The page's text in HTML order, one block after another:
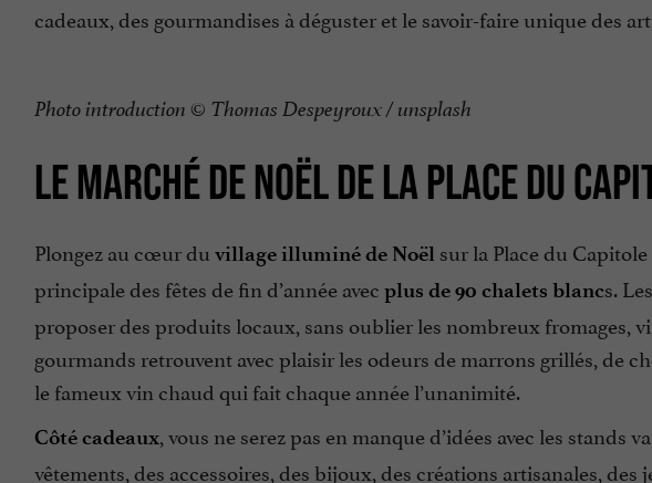
cadeaux, des gourmandises à déguster et le savoir-faire unique des
Photo introduction © Thomas Despeyroux / unsplash
LE MARCHÉ DE NOËL DE LA PLACE DU
Plongez au cœur du village illuminé de Noël sur la Place du
principale des fêtes de fin d’année avec plus de 90 chalets blancs.
proposer des produits locaux, sans oublier les nombreux fromages,
gourmands retrouvent avec plaisir les odeurs de marrons grillés, de
le fameux vin chaud qui fait chaque année l’unanimité.
Côté cadeaux, vous ne serez pas en manque d’idées avec les
vêtements, des accessoires, des bijoux, des créations artisanales,